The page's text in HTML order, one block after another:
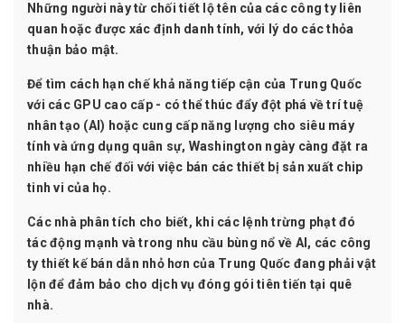
Những người này từ chối tiết lộ tên của các công ty liên
quan hoặc được xác định danh tính, với lý do các thỏa
thuận bảo mật.
Để tìm cách hạn chế khả năng tiếp cận của Trung Quốc
với các GPU cao cấp - có thể thúc đẩy đột phá vềtrí tuệ
nhân tạo (AI) hoặc cung cấp năng lượng cho siêu máy
tính và ứng dụng quân sự, Washington ngày càng đặt ra
nhiều hạn chế đối với việc bán các thiết bị sản xuất chip
tinh vi của họ.
Các nhà phân tích cho biết, khi các lệnh trừng phạt đó
tác động mạnh và trong nhu cầu bùng nổ về AI, các công
ty thiết kế bán dẫn nhỏ hơn của Trung Quốc đang phải vật
lộn để đảm bảo cho dịch vụ đóng gói tiên tiến tại quê
nhà.